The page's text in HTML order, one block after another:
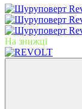
На знижці